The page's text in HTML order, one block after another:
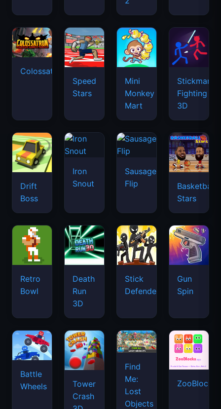
Colossatron
Speed
Stars
Mini
Monkey
Mart
Stickman
Fighting
3D
Drift
Boss
Iron
Snout
Sausage
Flip
Basketball
Stars
Retro
Bowl
Death
Run
3D
Stick
Defenders
Gun
Spin
Battle
Wheels
Tower
Crash
Find
Me:
Lost
Objects
ZooBlocks